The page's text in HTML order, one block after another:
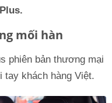
mối hàn
phiên bản thương mại
tay khách hàng Việt.